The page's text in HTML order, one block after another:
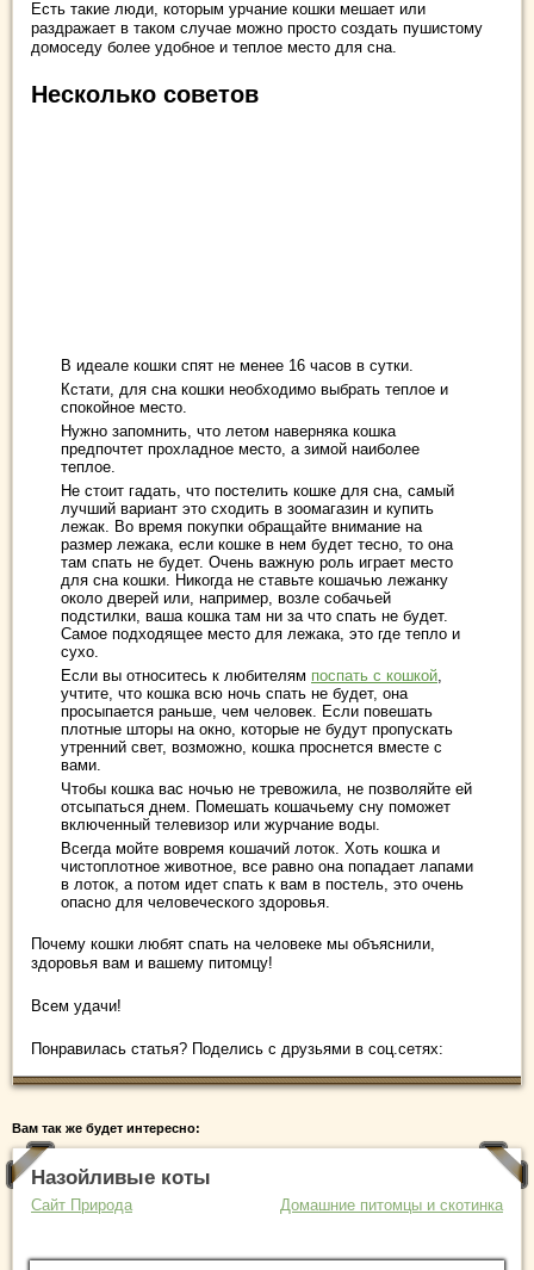
Есть такие люди, которым урчание кошки мешает или
раздражает в таком случае можно просто создать пушистому
домоседу более удобное и теплое место для сна.
Несколько советов
В идеале кошки спят не менее 16 часов в сутки.
Кстати, для сна кошки необходимо выбрать теплое и
спокойное место.
Нужно запомнить, что летом наверняка кошка
предпочтет прохладное место, а зимой наиболее
теплое.
Не стоит гадать, что постелить кошке для сна, самый
лучший вариант это сходить в зоомагазин и купить
лежак. Во время покупки обращайте внимание на
размер лежака, если кошке в нем будет тесно, то она
там спать не будет. Очень важную роль играет место
для сна кошки. Никогда не ставьте кошачью лежанку
около дверей или, например, возле собачьей
подстилки, ваша кошка там ни за что спать не будет.
Самое подходящее место для лежака, это где тепло и
сухо.
Если вы относитесь к любителям поспать с кошкой,
учтите, что кошка всю ночь спать не будет, она
просыпается раньше, чем человек. Если повешать
плотные шторы на окно, которые не будут пропускать
утренний свет, возможно, кошка проснется вместе с
вами.
Чтобы кошка вас ночью не тревожила, не позволяйте ей
отсыпаться днем. Помешать кошачьему сну поможет
включенный телевизор или журчание воды.
Всегда мойте вовремя кошачий лоток. Хоть кошка и
чистоплотное животное, все равно она попадает лапами
в лоток, а потом идет спать к вам в постель, это очень
опасно для человеческого здоровья.
Почему кошки любят спать на человеке мы объяснили,
здоровья вам и вашему питомцу!
Всем удачи!
Понравилась статья? Поделись с друзьями в соц.сетях:
Вам так же будет интересно:
Назойливые коты
Сайт Природа Домашние питомцы и скотинка